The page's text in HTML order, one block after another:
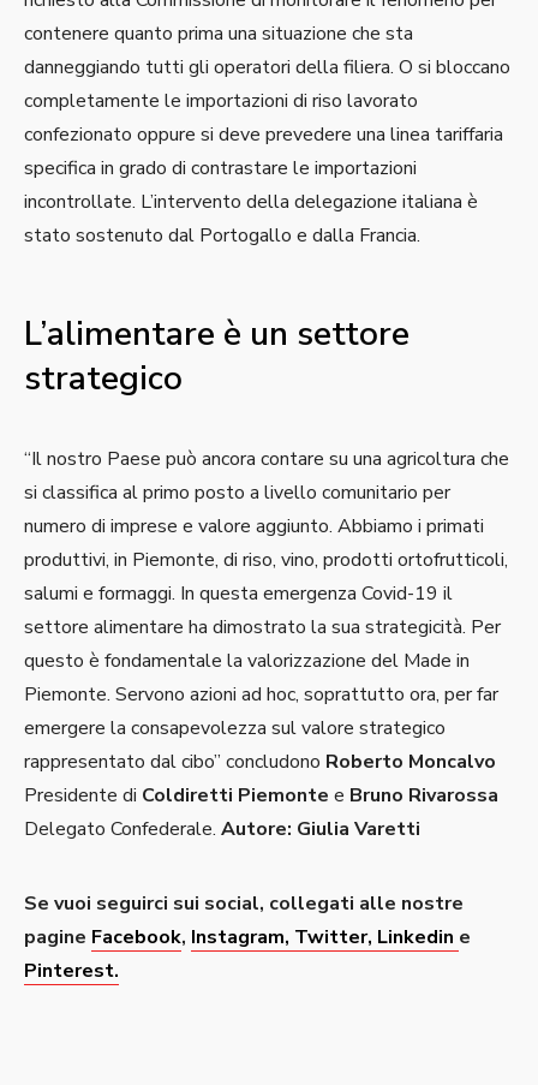
contenere quanto prima una situazione che sta
danneggiando tutti gli operatori della filiera. O si bloccano
completamente le importazioni di riso lavorato
confezionato oppure si deve prevedere una linea tariffaria
specifica in grado di contrastare le importazioni
incontrollate. L’intervento della delegazione italiana è
stato sostenuto dal Portogallo e dalla Francia.
L’alimentare è un settore
strategico
“Il nostro Paese può ancora contare su una agricoltura che
si classifica al primo posto a livello comunitario per
numero di imprese e valore aggiunto. Abbiamo i primati
produttivi, in Piemonte, di riso, vino, prodotti ortofrutticoli,
salumi e formaggi. In questa emergenza Covid-19 il
settore alimentare ha dimostrato la sua strategicità. Per
questo è fondamentale la valorizzazione del Made in
Piemonte. Servono azioni ad hoc, soprattutto ora, per far
emergere la consapevolezza sul valore strategico
rappresentato dal cibo” concludono Roberto Moncalvo
Presidente di Coldiretti Piemonte e Bruno Rivarossa
Delegato Confederale. Autore: Giulia Varetti
Se vuoi seguirci sui social, collegati alle nostre
pagine Facebook, Instagram, Twitter, Linkedin e
Pinterest.